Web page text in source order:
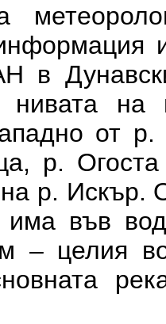
в
на
от
р.
р. Искър.
във
– целия